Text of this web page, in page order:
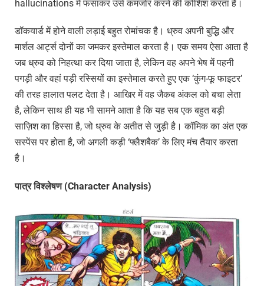
hallucinations में फंसाकर उसे कमजोर करने की कोशिश करता है।
डॉकयार्ड में होने वाली लड़ाई बहुत रोमांचक है। ध्रुव अपनी बुद्धि और
मार्शल आर्ट्स दोनों का जमकर इस्तेमाल करता है। एक समय ऐसा आता है
जब ध्रुव को निहत्था कर दिया जाता है, लेकिन वह अपने भेष में पहनी
पगड़ी और वहां पड़ी रस्सियों का इस्तेमाल करते हुए एक ‘कुंग-फू फाइटर’
की तरह हालात पलट देता है। आखिर में वह जैकब अंकल को बचा लेता
है, लेकिन साथ ही यह भी सामने आता है कि यह सब एक बहुत बड़ी
साज़िश का हिस्सा है, जो ध्रुव के अतीत से जुड़ी है। कॉमिक का अंत एक
सस्पेंस पर होता है, जो अगली कड़ी ‘फ्लैशबैक’ के लिए मंच तैयार करता
है।
पात्र विश्लेषण (Character Analysis)